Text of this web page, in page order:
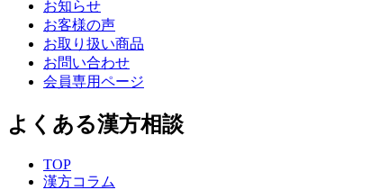
お知らせ
お客様の声
お取り扱い商品
お問い合わせ
会員専用ページ
よくある漢方相談
TOP
漢方コラム